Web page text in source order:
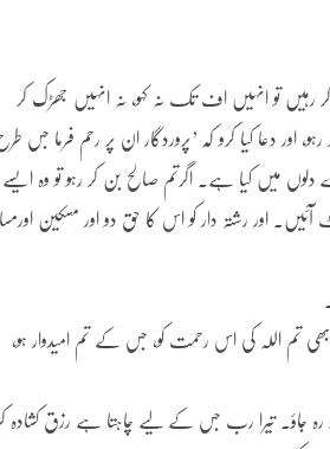
تو انہیں اف تک نہ کہو، نہ انہیں جھڑک کر
دعا کیا کرو کہ ’پروردگار ان پر رحم فرما جس
میں کیا ہے۔ اگرتم صالح بن کر رہو تو وہ ایسے
اور رشتہ دار کو اس کا حق دو اور مسکین
تم اللہ کی اس رحمت کو، جس کے تم امیدوار ہو،
کر رہ جاؤ۔ تیرا رب جس کے لیے چاہتا ہے رزق کشادہ